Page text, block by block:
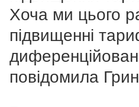
Хоча ми цього
підвищенні
повідомила